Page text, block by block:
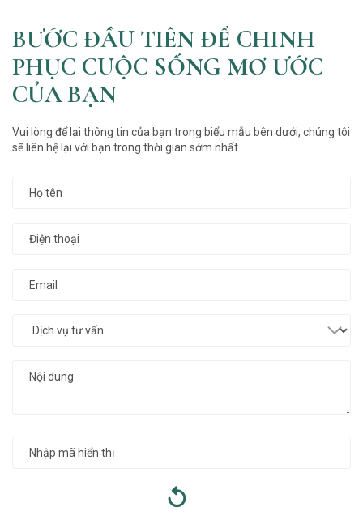
BƯỚC ĐẦU TIÊN ĐỂ CHINH
PHỤC CUỘC SỐNG MƠ ƯỚC
CỦA BẠN
Vui lòng để lại thông tin của bạn trong biểu mẫu bên dưới, chúng tôi
sẽ liên hệ lại với bạn trong thời gian sớm nhất.